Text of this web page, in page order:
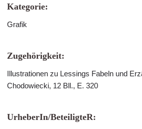
Kategorie:
Grafik
Zugehörigkeit:
Illustrationen zu Lessings Fabeln und
Chodowiecki, 12 Bll., E. 320
UrheberIn/BeteiligteR: